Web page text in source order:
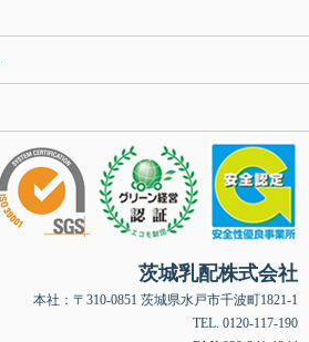
茨城乳配株式会社
本社：〒310-0851 茨城県水戸市千波町1821-1
TEL. 0120-117-190